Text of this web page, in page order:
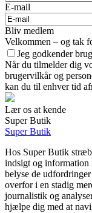
E-mail
Bliv medlem
Velkommen – og tak
Jeg godkender
Når du tilmelder dig
brugervilkår og
kan du til enhver tid
Lær os at kende
Super Butik
Super Butik
Hos Super Butik
indsigt og information
belyse de
overfor i en stadig
journalistik og
hjælpe dig med at